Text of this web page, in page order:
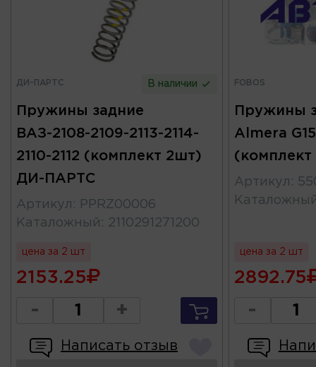
ДИ-ПАРТС В наличии
Пружины задние
ВАЗ-2108-2109-2113-2114-
2110-2112 (комплект 2шт)
ДИ-ПАРТС
Артикул :
PPRZ00006
Каталожный : 2110291271200
цена за 2 шт
2153.25
- +
Написать отзыв
FOBOS
Пружины
Almera
(комплект
Артикул :
цена за 2 шт
2892.75
-